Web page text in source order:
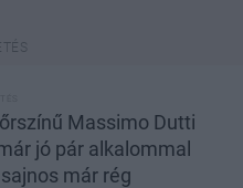
Massimo Dutti
jó pár alkalommal
már rég